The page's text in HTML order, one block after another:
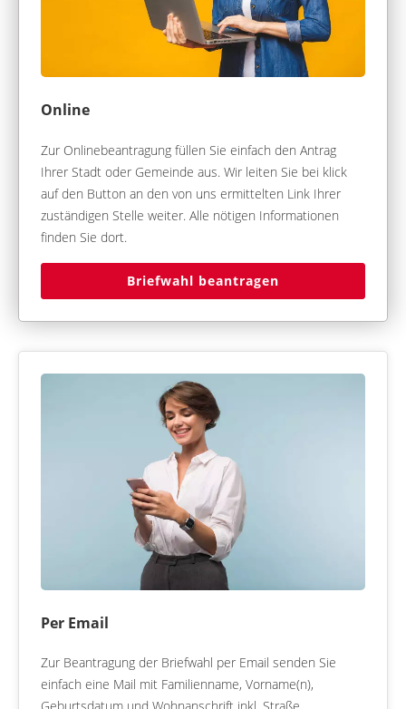
Online
Zur Onlinebeantragung füllen Sie einfach den Antrag
Ihrer Stadt oder Gemeinde aus. Wir leiten Sie bei klick
auf den Button an den von uns ermittelten Link Ihrer
zuständigen Stelle weiter. Alle nötigen Informationen
finden Sie dort.
Briefwahl beantragen
Per Email
Zur Beantragung der Briefwahl per Email senden Sie
einfach eine Mail mit Familienname, Vorname(n),